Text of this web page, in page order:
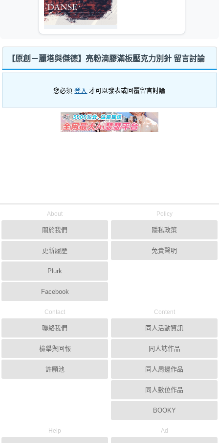
【原創－麗塔與傑德】亮粉滴膠滿板壓克力別針 留言討論
您必須登入 才可以發表或回覆留言討論
About
關於我們
更新履歷
Plurk
Facebook
Policy
隱私政策
免責聲明
Contact
聯絡我們
檢舉與回報
許願池
Content
同人活動資訊
同人誌作品
同人周邊作品
同人數位作品
BOOKY
Help Ad